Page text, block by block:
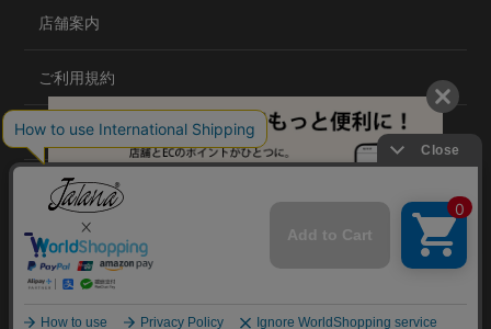
店舗案内
ご利用規約
プライバシーポリシー
特定商取引法について
会社概要
©2020 TRANS GLOBAL CO.,LTD.